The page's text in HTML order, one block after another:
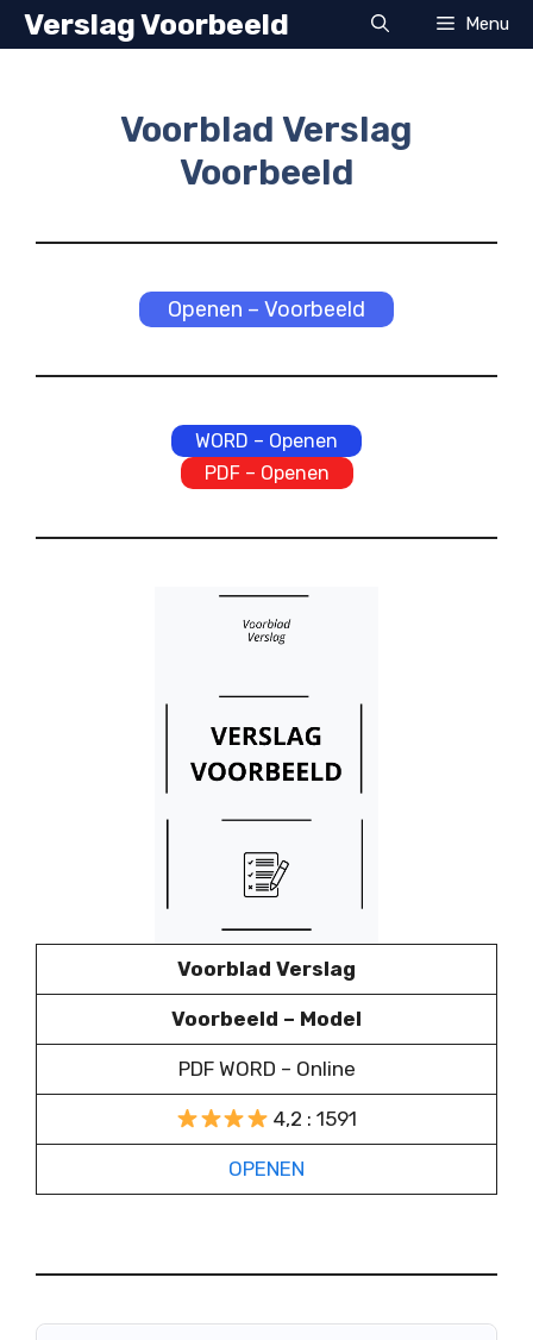
Ga
naar
Verslag Voorbeeld Menu
Voorblad Verslag
Voorbeeld
Openen – Voorbeeld
WORD – Openen
PDF – Openen
Voorblad Verslag
Voorbeeld – Model
PDF WORD – Online
4,2 : 1591
OPENEN